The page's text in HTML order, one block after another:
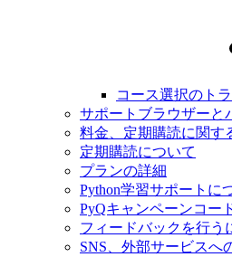
コース選択のト
サポートブラウザーと
料金、定期購読に関す
定期購読について
プランの詳細
Python学習サポートに
PyQキャンペーンコー
フィードバックを行う
SNS、外部サービスへ